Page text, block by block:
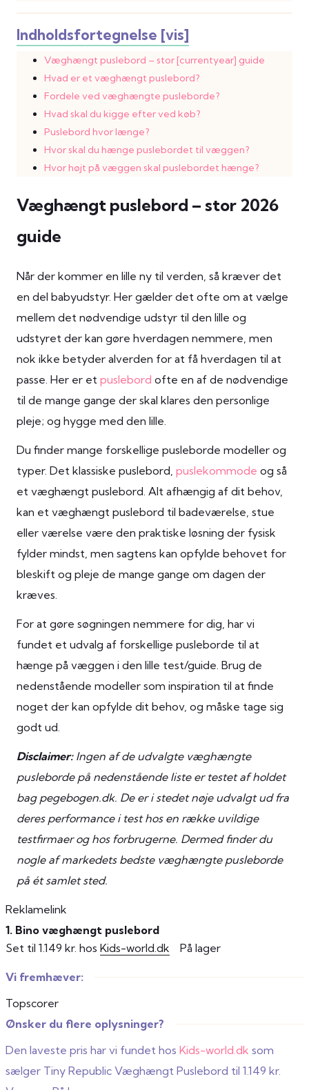
Indholdsfortegnelse [vis]
Væghængt puslebord – stor [currentyear] guide
Hvad er et væghængt puslebord?
Fordele ved væghængte pusleborde?
Hvad skal du kigge efter ved køb?
Puslebord hvor længe?
Hvor skal du hænge puslebordet til væggen?
Hvor højt på væggen skal puslebordet hænge?
Væghængt puslebord – stor 2026
guide
Når der kommer en lille ny til verden, så kræver det
en del babyudstyr. Her gælder det ofte om at vælge
mellem det nødvendige udstyr til den lille og
udstyret der kan gøre hverdagen nemmere, men
nok ikke betyder alverden for at få hverdagen til at
passe. Her er et puslebord ofte en af de nødvendige
til de mange gange der skal klares den personlige
pleje; og hygge med den lille.
Du finder mange forskellige pusleborde modeller og
typer. Det klassiske puslebord, puslekommode og så
et væghængt puslebord. Alt afhængig af dit behov,
kan et væghængt puslebord til badeværelse, stue
eller værelse være den praktiske løsning der fysisk
fylder mindst, men sagtens kan opfylde behovet for
bleskift og pleje de mange gange om dagen der
kræves.
For at gøre søgningen nemmere for dig, har vi
fundet et udvalg af forskellige pusleborde til at
hænge på væggen i den lille test/guide. Brug de
nedenstående modeller som inspiration til at finde
noget der kan opfylde dit behov, og måske tage sig
godt ud.
Disclaimer:Ingen af de udvalgte væghængte
pusleborde på nedenstående liste er testet af holdet
bag pegebogen.dk. De er i stedet nøje udvalgt ud fra
deres performance i test hos en række uvildige
testfirmaer og hos forbrugerne. Dermed finder du
nogle af markedets bedste væghængte pusleborde
på ét samlet sted.
Reklamelink
1. Bino væghængt puslebord
Set til 1.149 kr. hos Kids-world.dk På lager
Vi fremhæver:
Topscorer
Ønsker du flere oplysninger?
Den laveste pris har vi fundet hos Kids-world.dk som
sælger Tiny Republic Væghængt Puslebord til 1.149 kr.